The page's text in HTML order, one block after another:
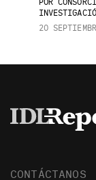
20
CONTÁCTANOS